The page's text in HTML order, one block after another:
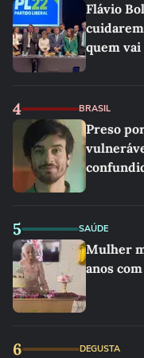
Flávio
quem
4 BRASIL
Preso
5 SAÚDE
Mulher
anos
6 DEGUSTA